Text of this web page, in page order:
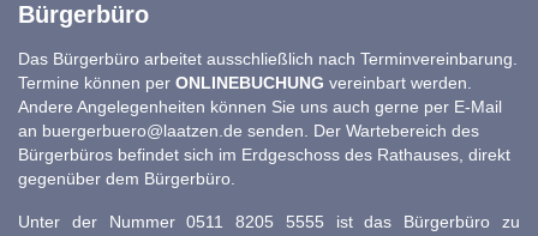
Bürgerbüro
Das Bürgerbüro arbeitet ausschließlich nach Terminvereinbarung.
Termine können per ONLINEBUCHUNG vereinbart werden.
Andere Angelegenheiten können Sie uns auch gerne per E-Mail
an buergerbuero@laatzen.de senden. Der Wartebereich des
Bürgerbüros befindet sich im Erdgeschoss des Rathauses, direkt
gegenüber dem Bürgerbüro.
Unter der Nummer 0511 8205 5555 ist das Bürgerbüro zu